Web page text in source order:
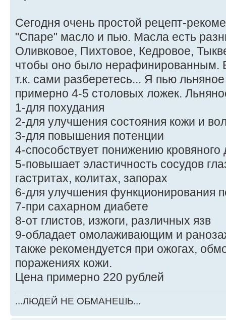
Сегодня очень простой рецепт-
"Спаре" масло и пью. Масла есть
Оливковое, Пихтовое, Кедровое,
чтобы оно было нерафинированным.
т.к. сами разберетесь... Я пью
примерно 4-5 столовых ложек.
1-для похудания
2-для улучшения состояния кожи и
3-для повышения потенции
4-способствует понижению кровяного
5-повышает эластичность сосудов
гастритах, колитах, запорах
6-для улучшения функционирования
7-при сахарном диабете
8-от глистов, изжоги, различных язв
9-обладает омолаживающим и
также рекомендуется при ожогах,
поражениях кожи.
Цена примерно 220 рублей
...ЛЮДЕЙ НЕ ОБМАНЕШЬ...